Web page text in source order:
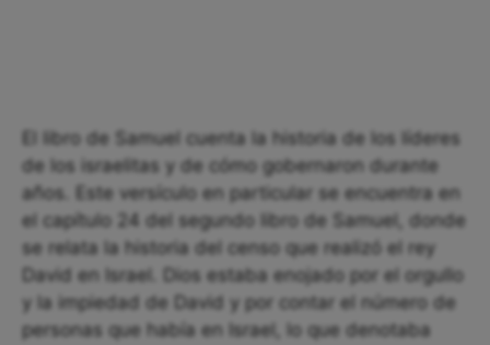
El libro de Samuel cuenta la historia de los líderes
de los israelitas y de cómo gobernaron durante
años. Este versículo en particular se encuentra en
el capítulo 24 del segundo libro de Samuel, donde
se relata la historia del censo que realizó el rey
David en Israel. Dios estaba enojado por el orgullo
y la impiedad de David y por contar el número de
personas que había en Israel, lo que denotaba